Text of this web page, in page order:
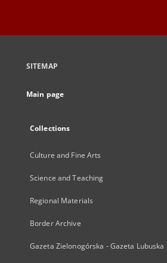
SITEMAP
Main page
Collections
Culture and Fine Arts
Science and Teaching
Regional Materials
Border Archive
Gazeta Zielonogórska - Gazeta Lubuska